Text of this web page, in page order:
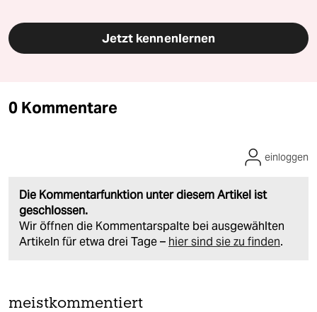
Jetzt kennenlernen
0 Kommentare
Die Kommentarfunktion unter diesem Artikel ist
geschlossen.
Wir öffnen die Kommentarspalte bei ausgewählten
Artikeln für etwa drei Tage – hier sind sie zu finden.
einloggen
meistkommentiert